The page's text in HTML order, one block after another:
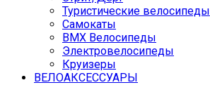
Туристические велосипеды
Самокаты
BMX Велосипеды
Электровелосипеды
Круизеры
ВЕЛОАКСЕССУАРЫ